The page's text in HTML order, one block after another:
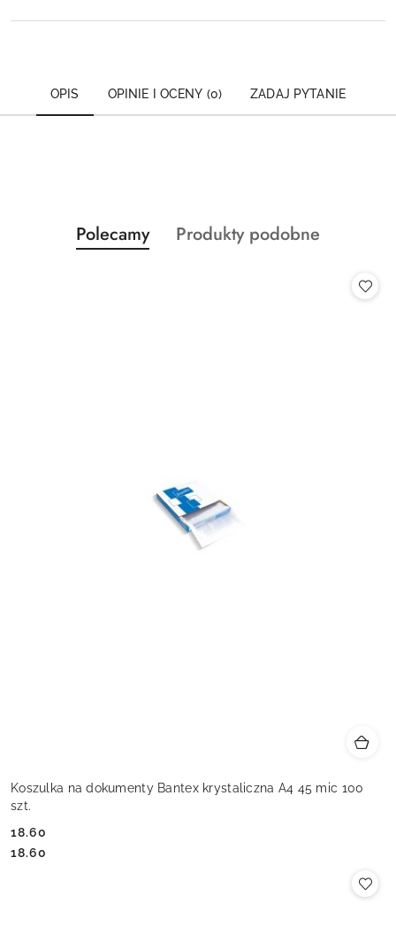
OPIS OPINIE I OCENY (0) ZADAJ PYTANIE
Pomiń karuzelę produktów
Produkty
o
Polecamy
Produkty
Produkty podobne
Koszulka na dokumenty Bantex krystaliczna A4 45 mic 100
szt.
Cena:
18.60
Cena:
18.60